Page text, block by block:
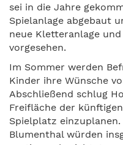
sei in die Jahre
Spielanlage abgebaut
neue Kletteranlage
vorgesehen.
Im Sommer werden
Kinder ihre Wünsche
Abschließend schlug
Freifläche der
Spielplatz
Blumenthal würden